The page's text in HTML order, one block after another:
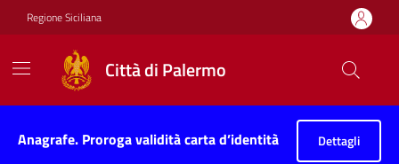
Vai ai contenuti
Vai al footer
Regione Siciliana
Città di Palermo
Città di Palermo
Contenuti in evidenza
Anagrafe. Proroga validità carta d’identità Dettagli